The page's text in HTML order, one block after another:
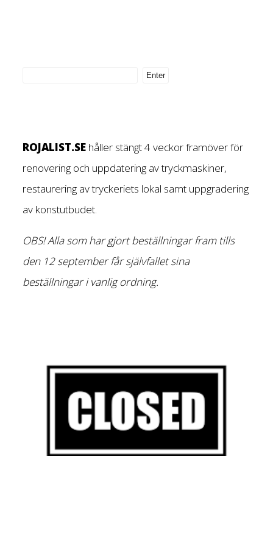
ROJALIST.SE håller stängt 4 veckor framöver för
renovering och uppdatering av tryckmaskiner,
restaurering av tryckeriets lokal samt uppgradering
av konstutbudet.
OBS! Alla som har gjort beställningar fram tills
den 12 september får självfallet sina
beställningar i vanlig ordning.